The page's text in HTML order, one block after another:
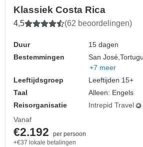
Klassiek Costa Rica
4,5 (62 beoordelingen)
Duur
15 dagen
Bestemmingen
San José,
+7 meer
Leeftijdsgroep
Leeftijden 15+
Taal
Alleen: Engels
Reisorganisatie
Intrepid Travel
Vanaf
€2.192
per persoon
+€37 lokale betalingen